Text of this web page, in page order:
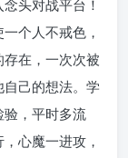
头对战平台！
个人不戒色，
在，一次次被
己的想法。学
，平时多流
心魔一进攻，